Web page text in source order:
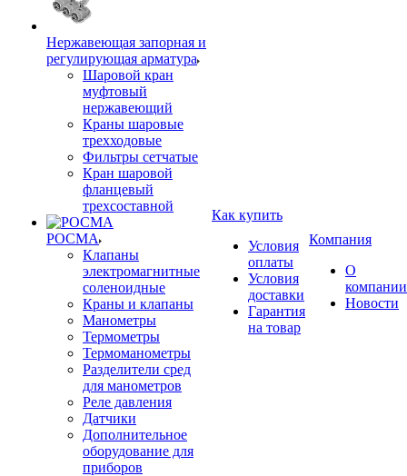
Нержавеющая запорная и
регулирующая арматура
Шаровой кран
муфтовый
нержавеющий
Краны шаровые
трехходовые
Фильтры сетчатые
Кран шаровой
фланцевый
трехсоставной
РОСМА
Клапаны
электромагнитные
соленоидные
Краны и клапаны
Манометры
Термометры
Термоманометры
Разделители сред
для манометров
Реле давления
Датчики
Дополнительное
оборудование для
приборов
Как купить
Условия
оплаты
Условия
доставки
Гарантия
на товар
Компания
О
компании
Новости